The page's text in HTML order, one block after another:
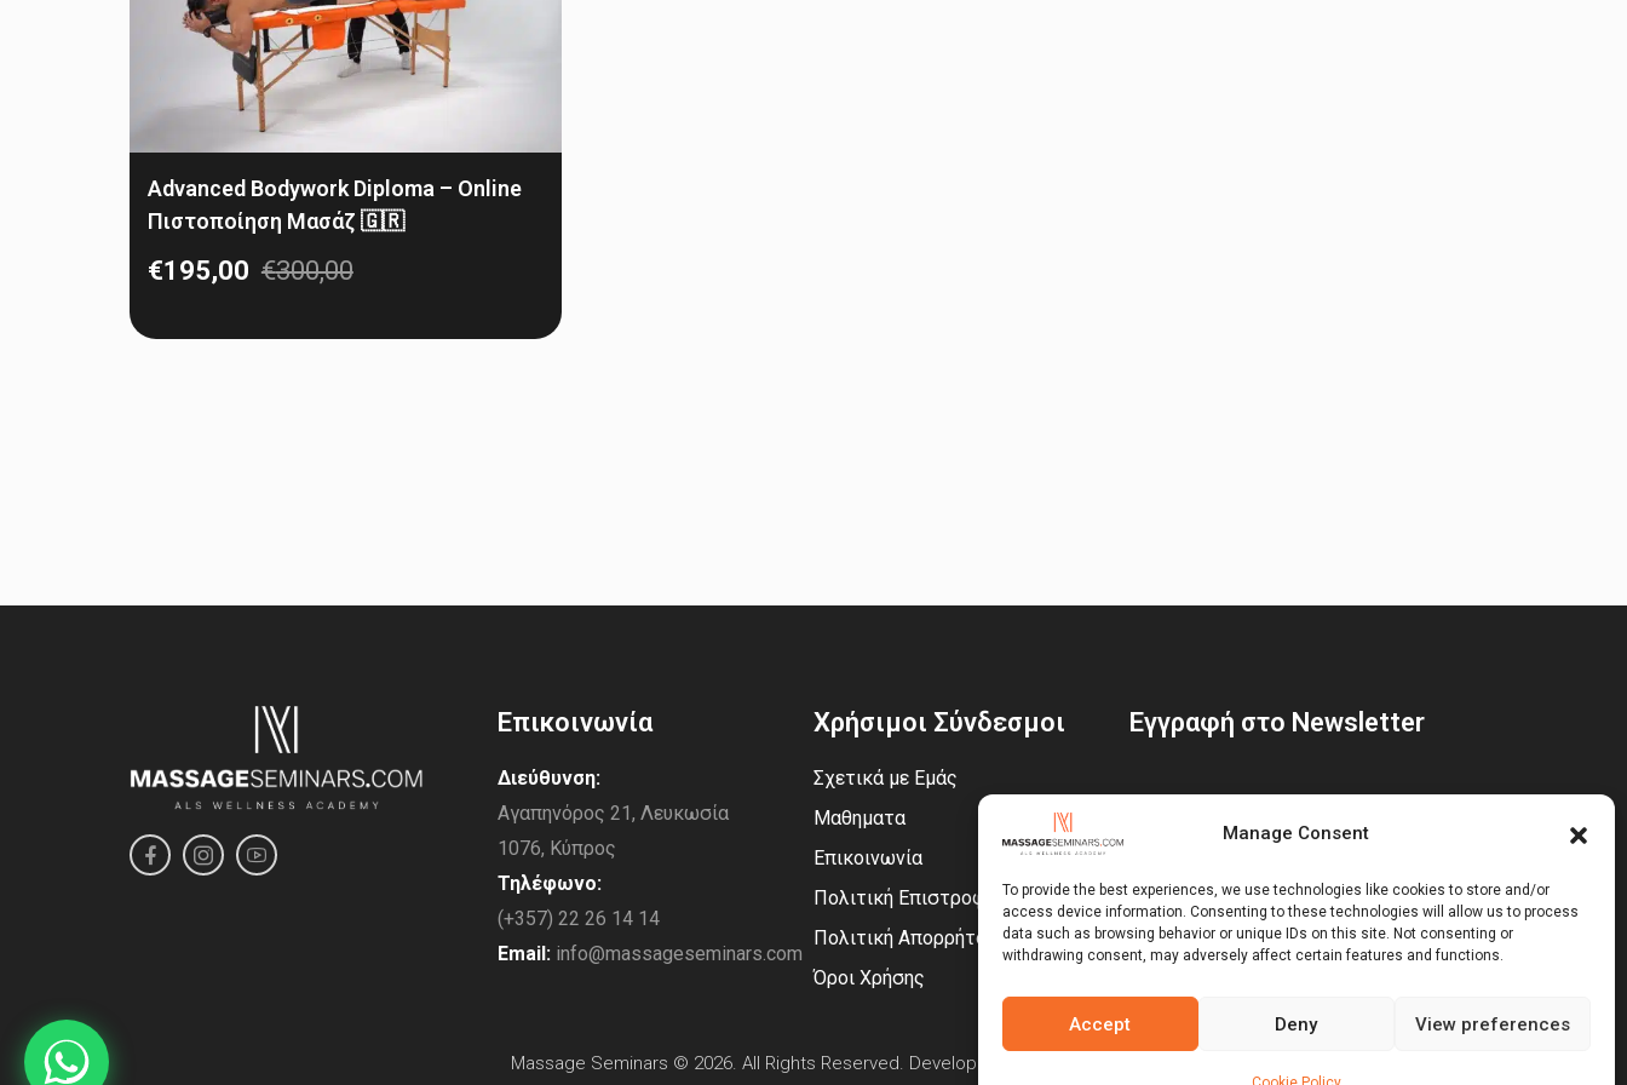
Manage Consent
To provide the best experiences, we use technologies like cookies to store and/or
access device information. Consenting to these technologies will allow us to process
data such as browsing behavior or unique IDs on this site. Not consenting or
withdrawing consent, may adversely affect certain features and functions.
Accept Deny View preferences
Advanced Bodywork Diploma – Online
Πιστοποίηση Μασάζ 🇬🇷
€195,00 €300,00
Eπικοινωνία
Διεύθυνση:
Αγαπηνόρoς 21, Λευκωσία
1076, Κύπρος
Τηλέφωνο:
(+357) 22 26 14 14
Email: info@massageseminars.com
Χρήσιμοι Σύνδεσμοι
Σχετικά με Εμάς
Μαθηματα
Επικοινωνία
Πολιτική Επιστροφών
Πολιτική Απορρήτου
Όροι Χρήσης
Εγγραφή στο Newsletter
Massage Seminars © 2026. All Rights Reserved. Developed By